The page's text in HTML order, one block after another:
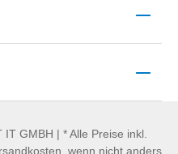
GMBH | * Alle Preise inkl.
wenn nicht anders